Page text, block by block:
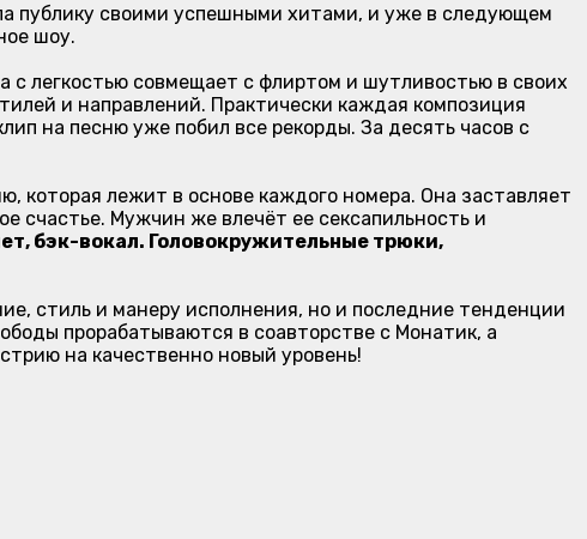
публику своими успешными хитами, и уже в следующем
шоу.
с легкостью совмещает с флиртом и шутливостью в своих
и направлений. Практически каждая композиция
на песню уже побил все рекорды. За десять часов с
которая лежит в основе каждого номера. Она заставляет
счастье. Мужчин же влечёт ее сексапильность и
бэк-вокал. Головокружительные трюки,
стиль и манеру исполнения, но и последние тенденции
прорабатываются в соавторстве с Монатик, а
на качественно новый уровень!